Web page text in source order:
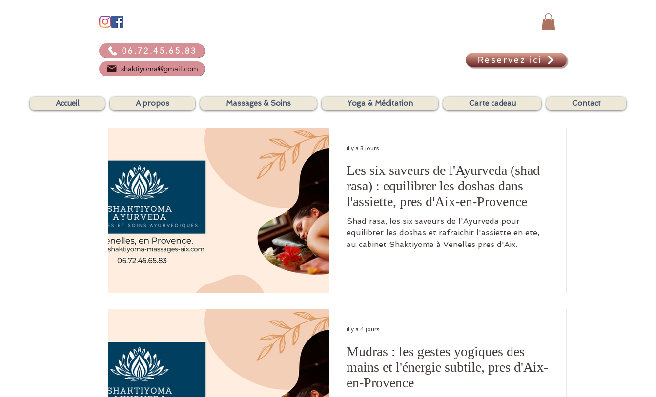
06.72.45.65.83
shaktiyoma@gmail.com
SHAKTIYOMA
Réservez ici
Accueil A propos Massages & Soins Yoga & Méditation Carte cadeau Contact
Les six saveurs de l'Ayurveda (shad
rasa) : equilibrer les doshas dans
l'assiette, pres d'Aix-en-Provence
Shad rasa, les six saveurs de l'Ayurveda pour
equilibrer les doshas et rafraichir l'assiette en ete,
au cabinet Shaktiyoma à Venelles pres d'Aix.
il y a 3 jours
Mudras : les gestes yogiques des
mains et l'énergie subtile, pres d'Aix-
en-Provence
il y a 4 jours